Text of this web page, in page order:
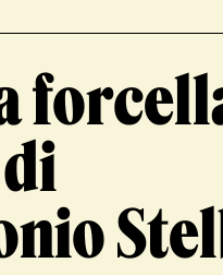
Modelli